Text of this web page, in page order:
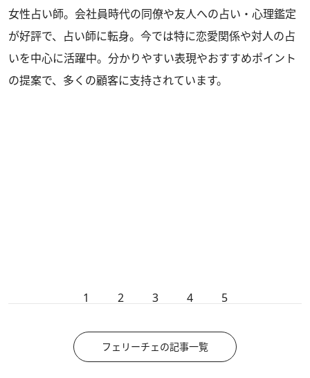
女性占い師。会社員時代の同僚や友人への占い・心理鑑定
が好評で、占い師に転身。今では特に恋愛関係や対人の占
いを中心に活躍中。分かりやすい表現やおすすめポイント
の提案で、多くの顧客に支持されています。
1 2 3 4 5
フェリーチェの記事一覧